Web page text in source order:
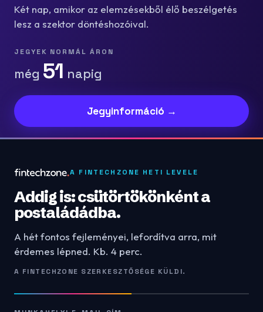
Két nap, amikor az elemzésekből élő beszélgetés
lesz a szektor döntéshozóival.
JEGYEK NORMÁL ÁRON
még 51 napig
Jegyinformáció →
A FINTECHZONE HETI LEVELE
Addig is: csütörtökönként a
postaládádba.
A hét fontos fejleményei, lefordítva arra, mit
érdemes lépned. Kb. 4 perc.
A FINTECHZONE SZERKESZTŐSÉGE KÜLDI.